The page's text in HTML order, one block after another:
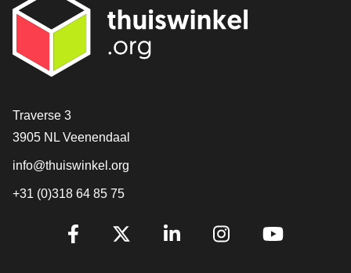
[_General:Contact]
Traverse 3
3905 NL Veenendaal
info@thuiswinkel.org
+31 (0)318 64 85 75
[_General:SocialMediaTitle]